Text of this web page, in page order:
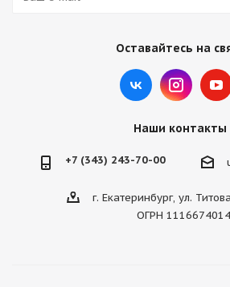
Оставайтесь на
Наши контакты
+7 (343) 243-70-00
г. Екатеринбург, ул.
ОГРН